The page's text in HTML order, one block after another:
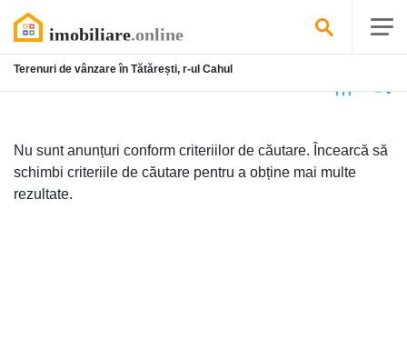
Terenuri de vânzare în Tătărești, r-ul Cahul
Nu sunt anunțuri conform criteriilor de căutare. Încearcă să
schimbi criteriile de căutare pentru a obține mai multe
rezultate.